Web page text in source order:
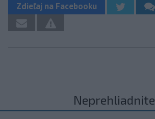
Zdieľaj na Facebooku
Neprehliadnite